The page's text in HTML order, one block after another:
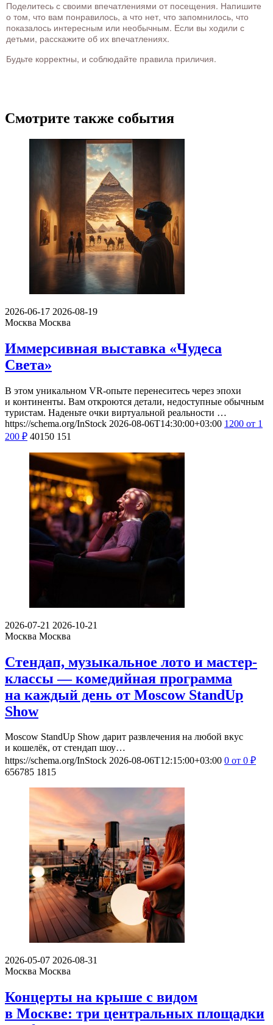
Поделитесь с своими впечатлениями от посещения. Напишите
о том, что вам понравилось, а что нет, что запомнилось, что
показалось интересным или необычным. Если вы ходили с
детьми, расскажите об их впечатлениях.
Будьте корректны, и соблюдайте правила приличия.
Смотрите также события
2026-06-17 2026-08-19
Москва Москва
Иммерсивная выставка «Чудеса
Света»
В этом уникальном VR-опыте перенеситесь через эпохи
и континенты. Вам откроются детали, недоступные обычным
туристам. Наденьте очки виртуальной реальности …
https://schema.org/InStock 2026-08-06T14:30:00+03:00 1200 от 1
200 ₽ 40150 151
2026-07-21 2026-10-21
Москва Москва
Стендап, музыкальное лото и мастер-
классы — комедийная программа
на каждый день от Moscow StandUp
Show
Moscow StandUp Show дарит развлечения на любой вкус
и кошелёк, от стендап шоу…
https://schema.org/InStock 2026-08-06T12:15:00+03:00 0 от 0 ₽
656785 1815
2026-05-07 2026-08-31
Москва Москва
Концерты на крыше с видом
в Москве: три центральных площадки